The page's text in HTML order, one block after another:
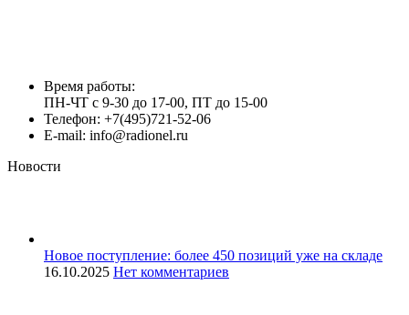
Время работы:
ПН-ЧТ с 9-30 до 17-00, ПТ до 15-00
Телефон: +7(495)721-52-06
E-mail: info@radionel.ru
Новости
Новое поступление: более 450 позиций уже на складе
16.10.2025 Нет комментариев